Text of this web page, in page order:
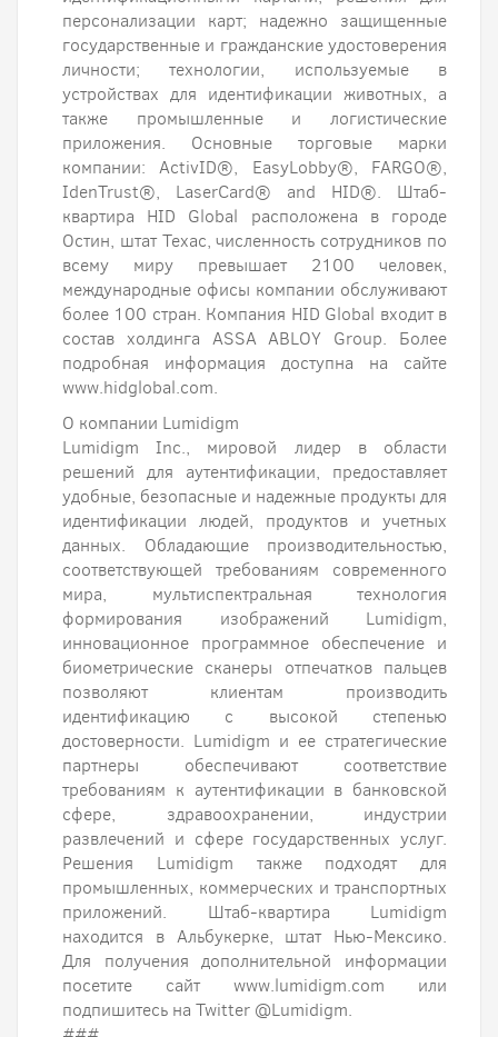
персонализации карт; надежно защищенные
государственные и гражданские удостоверения
личности; технологии, используемые в
устройствах для идентификации животных, а
также промышленные и логистические
приложения. Основные торговые марки
компании: ActivID®, EasyLobby®, FARGO®,
IdenTrust®, LaserCard® and HID®. Штаб-
квартира HID Global расположена в городе
Остин, штат Техас, численность сотрудников по
всему миру превышает 2100 человек,
международные офисы компании обслуживают
более 100 стран. Компания HID Global входит в
состав холдинга ASSA ABLOY Group. Более
подробная информация доступна на сайте
www.hidglobal.com.
О компании Lumidigm
Lumidigm Inc., мировой лидер в области
решений для аутентификации, предоставляет
удобные, безопасные и надежные продукты для
идентификации людей, продуктов и учетных
данных. Обладающие производительностью,
соответствующей требованиям современного
мира, мультиспектральная технология
формирования изображений Lumidigm,
инновационное программное обеспечение и
биометрические сканеры отпечатков пальцев
позволяют клиентам производить
идентификацию с высокой степенью
достоверности. Lumidigm и ее стратегические
партнеры обеспечивают соответствие
требованиям к аутентификации в банковской
сфере, здравоохранении, индустрии
развлечений и сфере государственных услуг.
Решения Lumidigm также подходят для
промышленных, коммерческих и транспортных
приложений. Штаб-квартира Lumidigm
находится в Альбукерке, штат Нью-Мексико.
Для получения дополнительной информации
посетите сайт www.lumidigm.com или
подпишитесь на Twitter @Lumidigm.